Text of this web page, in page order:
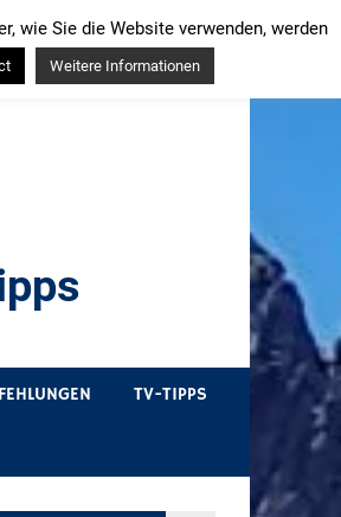
TV-TIPPS
wie Sie die Website verwenden, werden
Weitere Informationen